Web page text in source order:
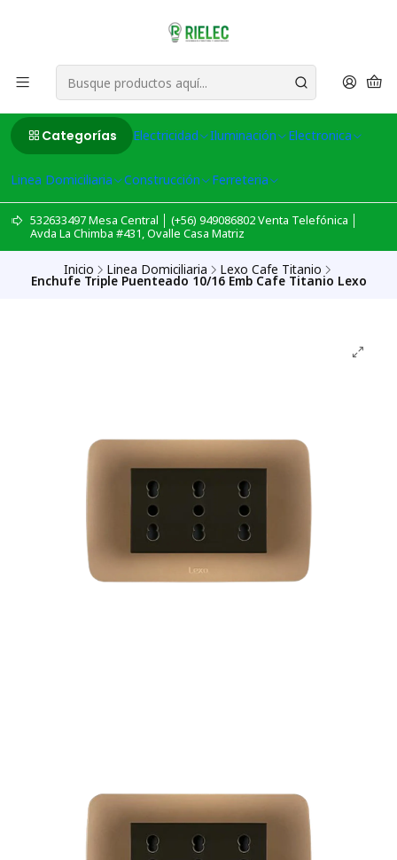
Categorías Electricidad Iluminación Electronica
Linea Domiciliaria Construcción Ferreteria
532633497 Mesa Central │ (+56) 949086802 Venta Telefónica │
Avda La Chimba #431, Ovalle Casa Matriz
Inicio Linea Domiciliaria Lexo Cafe Titanio
Enchufe Triple Puenteado 10/16 Emb Cafe Titanio Lexo